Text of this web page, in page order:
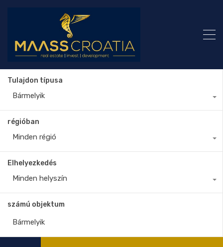
Tulajdon típusa
Bármelyik
régióban
Minden régió
Elhelyezkedés
Minden helyszín
számú objektum